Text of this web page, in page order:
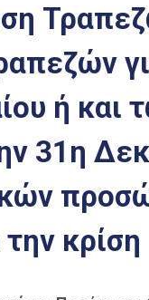
ή και
31η
κρίση